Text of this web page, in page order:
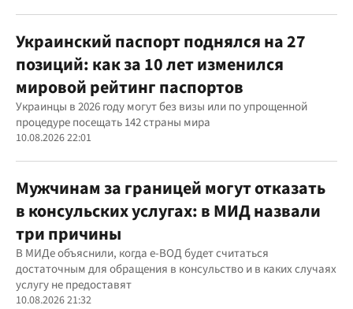
Украинский паспорт поднялся на 27
позиций: как за 10 лет изменился
мировой рейтинг паспортов
Украинцы в 2026 году могут без визы или по упрощенной
процедуре посещать 142 страны мира
10.08.2026 22:01
Мужчинам за границей могут отказать
в консульских услугах: в МИД назвали
три причины
В МИДе объяснили, когда е-ВОД будет считаться
достаточным для обращения в консульство и в каких случаях
услугу не предоставят
10.08.2026 21:32